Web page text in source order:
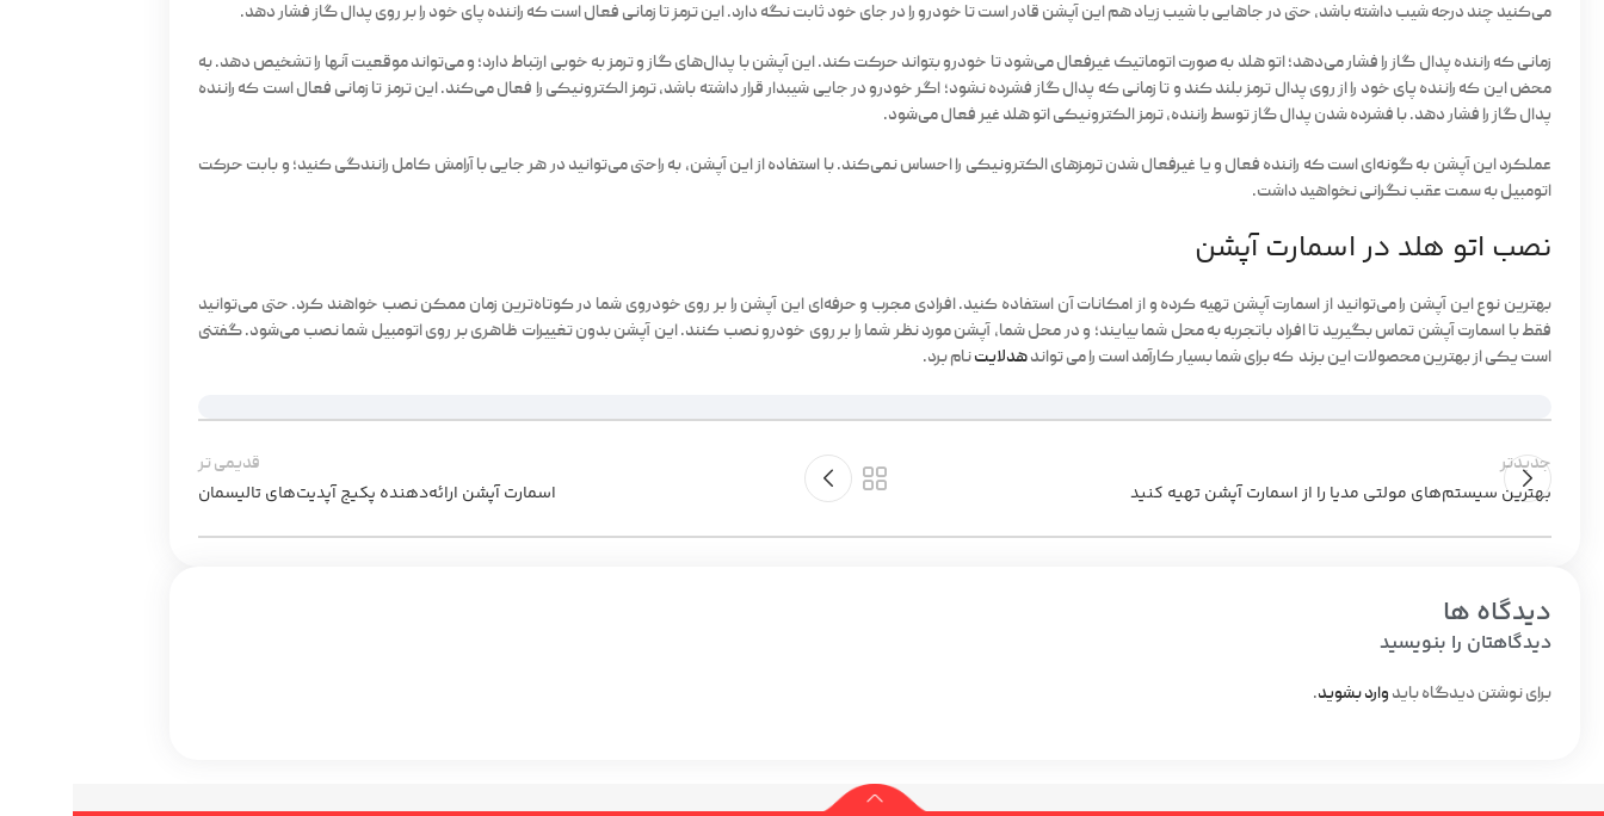
می‌کنید چند درجه شیب داشته باشد، حتی در جاهایی با شیب زیاد هم این آپشن قادر است تا خودرو را در جای خود ثابت نگه دارد. این ترمز تا زمانی فعال است که راننده پای خود را بر روی پدال گاز فشار دهد.
زمانی که راننده پدال گاز را فشار می‌دهد؛ اتو هلد به صورت اتوماتیک غیرفعال می‌شود تا خودرو بتواند حرکت کند. این آپشن با پدال‌های گاز و ترمز به خوبی ارتباط دارد؛ و می‌تواند موقعیت آنها را تشخیص دهد. به
محض این که راننده پای خود را از روی پدال ترمز بلند کند و تا زمانی که پدال گاز فشرده نشود؛ اگر خودرو در جایی شیبدار قرار داشته باشد، ترمز الکترونیکی را فعال می‌کند. این ترمز تا زمانی فعال است که راننده
پدال گاز را فشار دهد. با فشرده شدن پدال گاز توسط راننده، ترمز الکترونیکی اتو هلد غیر فعال می‌شود.
عملکرد این آپشن به گونه‌ای است که راننده فعال و یا غیرفعال شدنترمزهای الکترونیکی را احساس نمی‌کند. با استفاده از این آپشن، به راحتی می‌توانید در هر جایی با آرامش کامل رانندگی کنید؛ و بابت حرکت
اتومبیل به سمت عقب نگرانی نخواهید داشت.
نصب اتو هلد در اسمارت آپشن
بهترین نوع این آپشن را می‌توانید ازاسمارت آپشن تهیه کرده و از امکانات آن استفاده کنید. افرادی مجرب و حرفه‌ای این آپشن را بر روی خودروی شما در کوتاه‌ترین زمان ممکن نصب خواهند کرد. حتی می‌توانید
فقط با اسمارت آپشن تماس بگیرید تا افراد باتجربه به محل شما بیایند؛ و در محل شما، آپشن مورد نظر شما را بر روی خودرو نصب کنند. این آپشن بدون تغییرات ظاهری بر روی اتومبیل شما نصب می‌شود. گفتنی
است یکی از بهترین محصولات این برند که برای شما بسیار کارآمد است را می تواندهدلایتنام برد.
جدیدتر
بهترین سیستم‌های مولتی مدیا را از اسمارت آپشن تهیه کنید
قدیمی تر
اسمارت آپشن ارائه‌دهنده پکیج آپدیت‌های تالیسمان
دیدگاه ها
دیدگاهتان را بنویسید
برای نوشتن دیدگاه باید وارد بشوید.